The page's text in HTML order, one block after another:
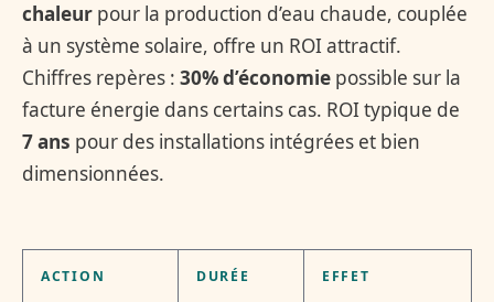
chaleur pour la production d’eau chaude, couplée
à un système solaire, offre un ROI attractif.
Chiffres repères : 30% d’économie possible sur la
facture énergie dans certains cas. ROI typique de
7 ans pour des installations intégrées et bien
dimensionnées.
ACTION DURÉE EFFET